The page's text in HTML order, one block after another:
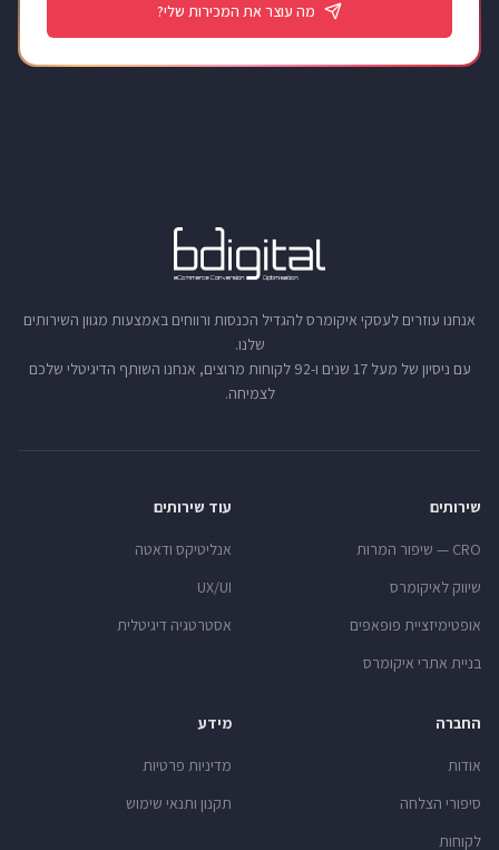
מה עוצר את המכירות שלי?
אנחנו עוזרים לעסקי איקומרס להגדיל הכנסות ורווחים באמצעות מגוון השירותים
שלנו.
עם ניסיון של מעל 17 שנים ו-92 לקוחות מרוצים, אנחנו השותף הדיגיטלי שלכם
לצמיחה.
שירותים
CRO — שיפור המרות
שיווק לאיקומרס
אופטימיזציית פופאפים
בניית אתרי איקומרס
עוד שירותים
אנליטיקס ודאטה
UX/UI
אסטרטגיה דיגיטלית
החברה
אודות
סיפורי הצלחה
לקוחות
מידע
מדיניות פרטיות
תקנון ותנאי שימוש